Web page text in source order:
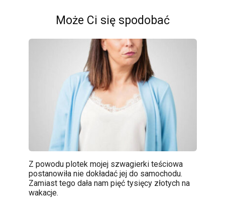
Może Ci się spodobać
Z powodu plotek mojej szwagierki teściowa
postanowiła nie dokładać jej do samochodu.
Zamiast tego dała nam pięć tysięcy złotych na
wakacje.